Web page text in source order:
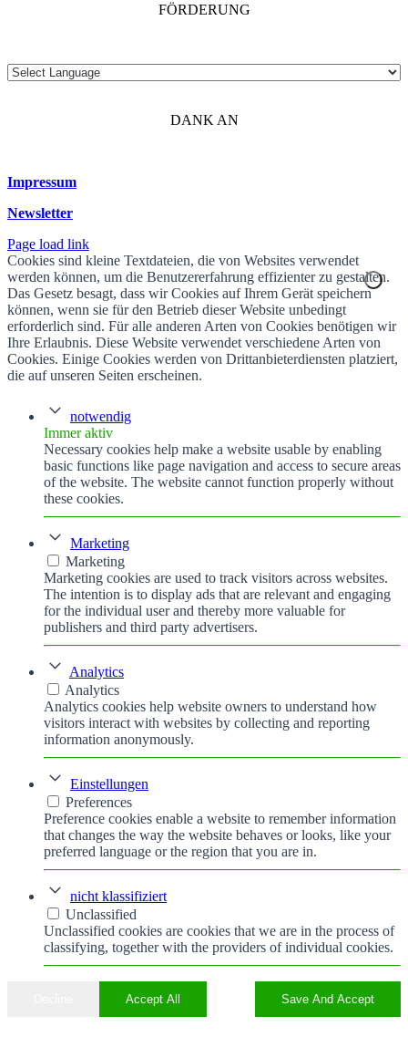
FÖRDERUNG
DANK AN
Impressum
Newsletter
Page load link
Cookies sind kleine Textdateien, die von Websites verwendet
werden können, um die Benutzererfahrung effizienter zu gestalten.
Das Gesetz besagt, dass wir Cookies auf Ihrem Gerät speichern
können, wenn sie für den Betrieb dieser Website unbedingt
erforderlich sind. Für alle anderen Arten von Cookies benötigen wir
Ihre Erlaubnis. Diese Website verwendet verschiedene Arten von
Cookies. Einige Cookies werden von Drittanbieterdiensten platziert,
die auf unseren Seiten erscheinen.
notwendig
Immer aktiv
Necessary cookies help make a website usable by enabling
basic functions like page navigation and access to secure areas
of the website. The website cannot function properly without
these cookies.
Marketing
Marketing
Marketing cookies are used to track visitors across websites.
The intention is to display ads that are relevant and engaging
for the individual user and thereby more valuable for
publishers and third party advertisers.
Analytics
Analytics
Analytics cookies help website owners to understand how
visitors interact with websites by collecting and reporting
information anonymously.
Einstellungen
Preferences
Preference cookies enable a website to remember information
that changes the way the website behaves or looks, like your
preferred language or the region that you are in.
nicht klassifiziert
Unclassified
Unclassified cookies are cookies that we are in the process of
classifying, together with the providers of individual cookies.
Accept All Save And Accept